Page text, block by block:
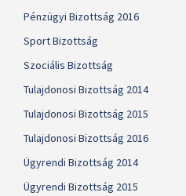
Pénzügyi Bizottság 2016
Sport Bizottság
Szociális Bizottság
Tulajdonosi Bizottság 2014
Tulajdonosi Bizottság 2015
Tulajdonosi Bizottság 2016
Ügyrendi Bizottság 2014
Ügyrendi Bizottság 2015